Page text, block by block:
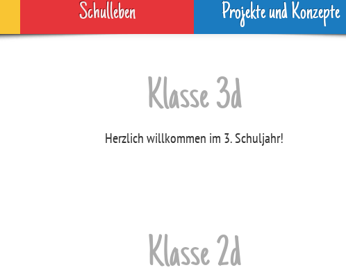
Schulleben Projekte und Konzepte
Klasse 3d
Herzlich willkommen im 3. Schuljahr!
Klasse 2d